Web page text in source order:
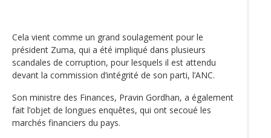
Cela vient comme un grand soulagement pour le
président Zuma, qui a été impliqué dans plusieurs
scandales de corruption, pour lesquels il est attendu
devant la commission d’intégrité de son parti, l’ANC.
Son ministre des Finances, Pravin Gordhan, a également
fait l’objet de longues enquêtes, qui ont secoué les
marchés financiers du pays.